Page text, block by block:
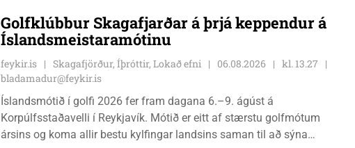
Golfklúbbur Skagafjarðar á þrjá keppendur á
Íslandsmeistaramótinu
feykir.is Skagafjörður, Íþróttir, Lokað efni 06.08.2026
kl. 13.27
bladamadur@feykir.is
Íslandsmótið í golfi 2026 fer fram dagana 6.–9. ágúst á
Korpúlfsstaðavelli í Reykjavík. Mótið er eitt af stærstu golfmótum
ársins og koma allir bestu kylfingar landsins saman til að sýna